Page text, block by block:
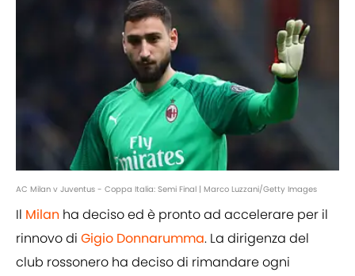
AC Milan v Juventus - Coppa Italia: Semi Final | Marco Luzzani/Getty Images
Il Milan ha deciso ed è pronto ad accelerare per il
rinnovo di Gigio Donnarumma. La dirigenza del
club rossonero ha deciso di rimandare ogni